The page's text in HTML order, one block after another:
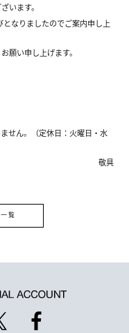
います。
なりましたのでご案内申し上
願い申し上げます。
定休日：火曜日・水
敬具
覧